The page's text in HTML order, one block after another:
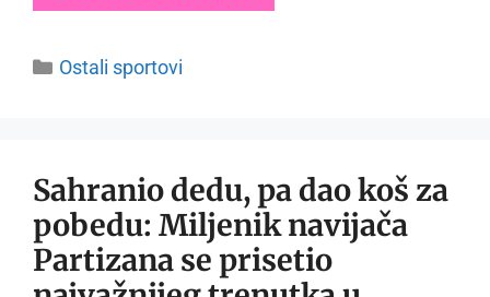
Categories
Ostali sportovi
Sahranio dedu, pa dao koš za
pobedu: Miljenik navijača
Partizana se prisetio